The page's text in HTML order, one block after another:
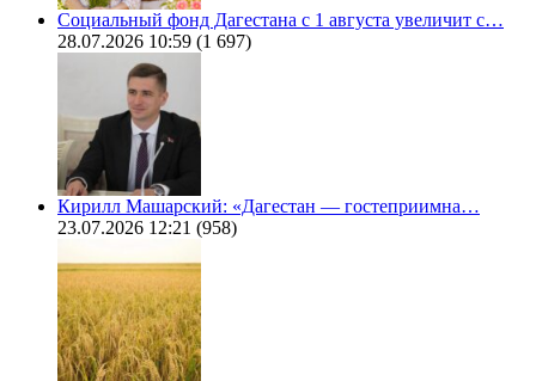
Социальный фонд Дагестана с 1 августа увеличит с…
28.07.2026 10:59 (1 697)
Кирилл Машарский: «Дагестан — гостеприимна…
23.07.2026 12:21 (958)